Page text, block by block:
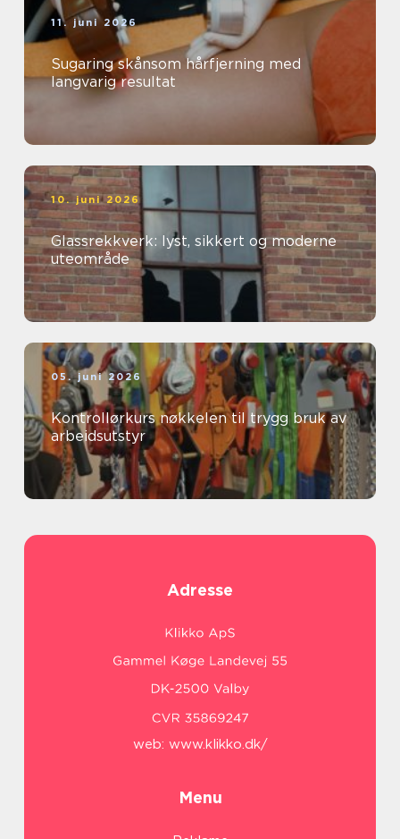
11. juni 2026
Sugaring skånsom hårfjerning med
langvarig resultat
10. juni 2026
Glassrekkverk: lyst, sikkert og moderne
uteområde
05. juni 2026
Kontrollørkurs nøkkelen til trygg bruk av
arbeidsutstyr
Adresse
web: www.klikko.dk/
Menu